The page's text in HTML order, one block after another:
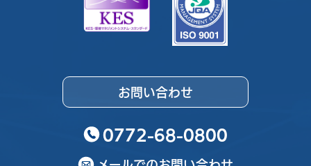
お問い合わせ
0772-68-0800